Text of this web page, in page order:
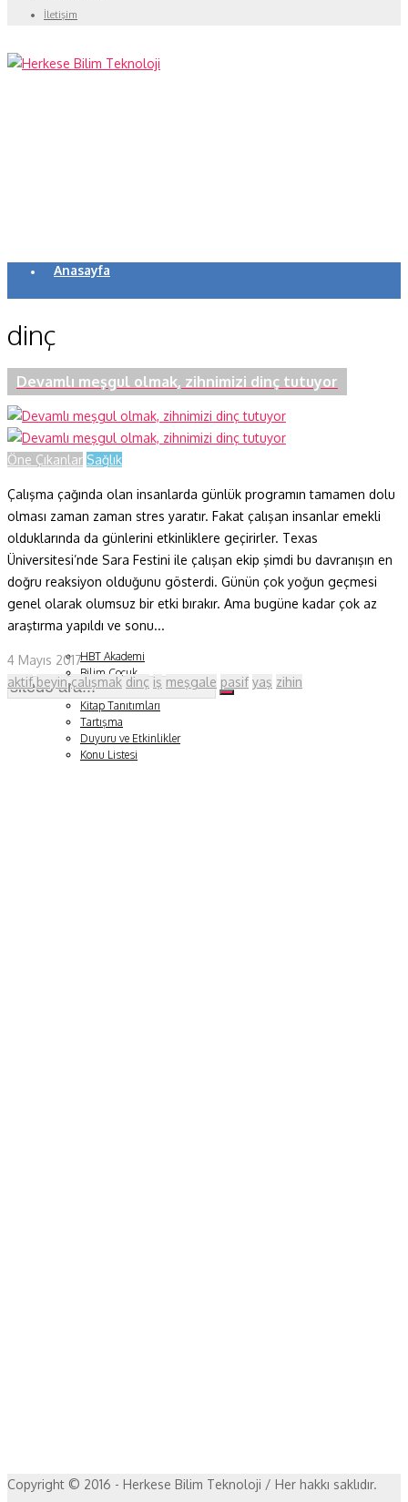
İletişim
Anasayfa
Yazarlar
Makaleler
Dergi Sayıları
Yaşam Bilimleri
Sağlık
Fizik ve Uzay
Gezegenimiz
Teknoyaşam
Fazlası
HBT Akademi
Bilim Çocuk
Soru ve Yanıt
Kitap Tanıtımları
Tartışma
Duyuru ve Etkinlikler
Konu Listesi
dinç
Devamlı meşgul olmak, zihnimizi dinç tutuyor
Öne Çıkanlar Sağlık
Çalışma çağında olan insanlarda günlük programın tamamen dolu
olması zaman zaman stres yaratır. Fakat çalışan insanlar emekli
olduklarında da günlerini etkinliklere geçirirler. Texas
Üniversitesi’nde Sara Festini ile çalışan ekip şimdi bu davranışın en
doğru reaksiyon olduğunu gösterdi. Günün çok yoğun geçmesi
genel olarak olumsuz bir etki bırakır. Ama bugüne kadar çok az
araştırma yapıldı ve sonu...
4 Mayıs 2017
aktif beyin çalışmak dinç iş meşgale pasif yaş zihin
Copyright © 2016 - Herkese Bilim Teknoloji / Her hakkı saklıdır.